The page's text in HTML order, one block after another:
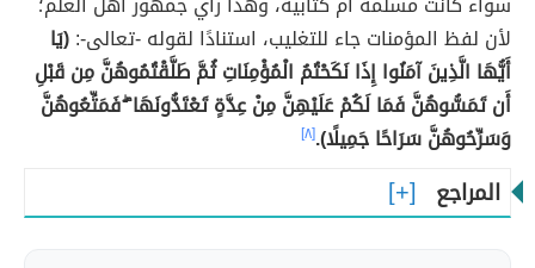
لأن لفظ المؤمنات جاء للتغليب، استنادًا لقوله -تعالى-:(يَا
أَيُّهَا الَّذِينَ آمَنُوا إِذَا نَكَحْتُمُ الْمُؤْمِنَاتِ ثُمَّ طَلَّقْتُمُوهُنَّ مِن قَبْلِ
أَن تَمَسُّوهُنَّ فَمَا لَكُمْ عَلَيْهِنَّ مِنْ عِدَّةٍ تَعْتَدُّونَهَا ۖ فَمَتِّعُوهُنَّ
وَسَرِّحُوهُنَّ سَرَاحًا جَمِيلًا).[٨]
المراجع